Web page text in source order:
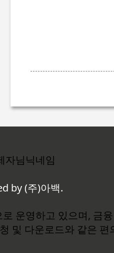
자님닉네임
by (주)아백.
운영하고 있으며, 금
및 다운로드와 같은